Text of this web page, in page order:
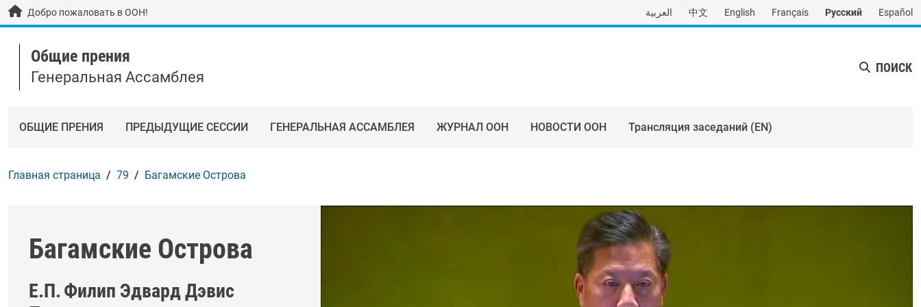
Skip to main content / navigation
Добро пожаловать в ООН! العربية 中文 English Français Русский Español
Общие прения
Генеральная Ассамблея
ПОИСК
ОБЩИЕ ПРЕНИЯ ПРЕДЫДУЩИЕ СЕССИИ ГЕНЕРАЛЬНАЯ АССАМБЛЕЯ ЖУРНАЛ ООН НОВОСТИ ООН Трансляция заседаний (EN)
Главная страница 79 Багамские Острова
Багамские Острова
Е.П.Филип Эдвард Дэвис